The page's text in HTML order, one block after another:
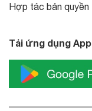
Hợp tác bản quyền
Tải ứng dụng App